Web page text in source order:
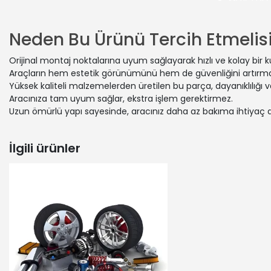
Neden Bu Ürünü Tercih
Orijinal montaj noktalarına uyum sağlayarak hızlı ve kolay bir
Araçların hem estetik görünümünü hem de güvenliğini
Yüksek kaliteli malzemelerden üretilen bu parça,
Aracınıza tam uyum sağlar, ekstra işlem gerektirmez.
Uzun ömürlü yapı sayesinde, aracınız daha az bakıma ihtiyaç
İlgili ürünler